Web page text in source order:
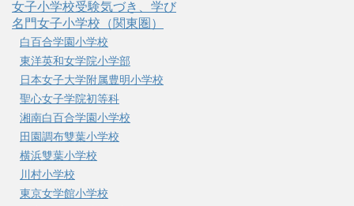
女子小学校受験気づき、学び
名門女子小学校（関東圏）
白百合学園小学校
東洋英和女学院小学部
日本女子大学附属豊明小学校
聖心女子学院初等科
湘南白百合学園小学校
田園調布雙葉小学校
横浜雙葉小学校
川村小学校
東京女学館小学校